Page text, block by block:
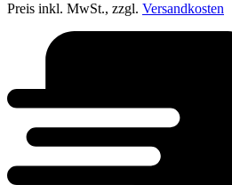
Preis inkl. MwSt., zzgl. Versandkosten